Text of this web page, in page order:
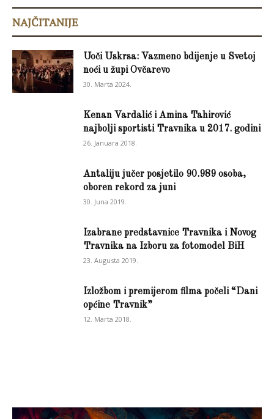
NAJČITANIJE
Uoči Uskrsa: Vazmeno bdijenje u Svetoj
noći u župi Ovčarevo
30. Marta 2024.
Kenan Vardalić i Amina Tahirović
najbolji sportisti Travnika u 2017. godini
26. Januara 2018.
Antaliju jučer posjetilo 90.989 osoba,
oboren rekord za juni
30. Juna 2019.
Izabrane predstavnice Travnika i Novog
Travnika na Izboru za fotomodel BiH
23. Augusta 2019.
Izložbom i premijerom filma počeli “Dani
općine Travnik”
12. Marta 2018.